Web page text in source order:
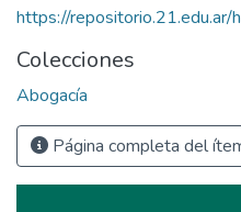
https://
Colecciones
Abogacía
Página completa del